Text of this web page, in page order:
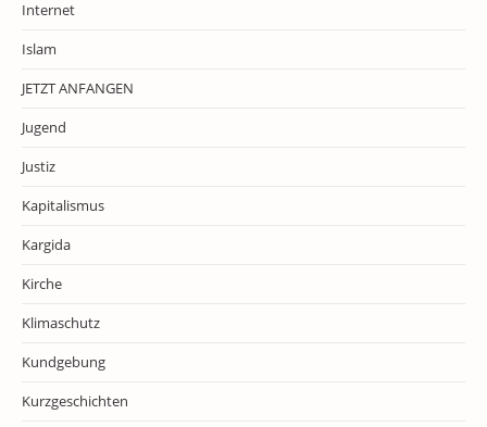
Internet
Islam
JETZT ANFANGEN
Jugend
Justiz
Kapitalismus
Kargida
Kirche
Klimaschutz
Kundgebung
Kurzgeschichten